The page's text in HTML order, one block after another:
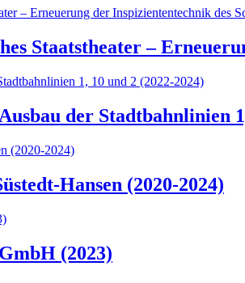
Staatstheater –
der Stadtbahnlinien
Hansen (2020-2024)
(2023)